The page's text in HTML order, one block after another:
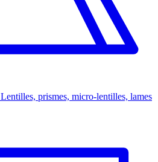
Lentilles, prismes, micro-lentilles, lames